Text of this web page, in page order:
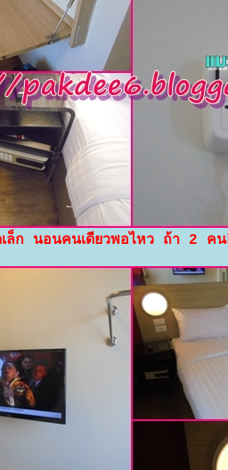
เล็ก นอนคนเดียวพอไหว ถ้า 2 คน